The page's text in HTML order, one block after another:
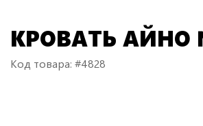
КРОВАТЬ АЙНО
Код товара: #4828